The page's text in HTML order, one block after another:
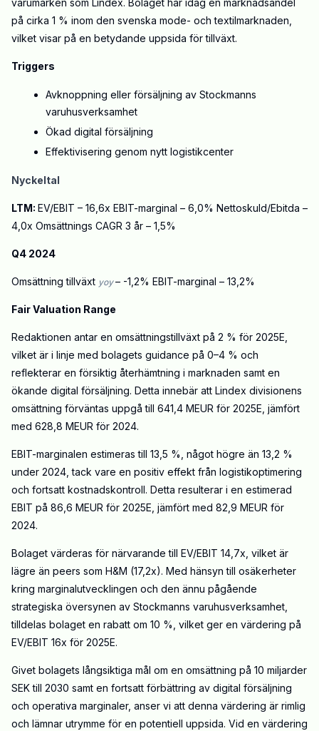
varumärken som Lindex. Bolaget har idag en marknadsandel
på cirka 1 % inom den svenska mode- och textilmarknaden,
vilket visar på en betydande uppsida för tillväxt.
Triggers
Avknoppning eller försäljning av Stockmanns
varuhusverksamhet
Ökad digital försäljning
Effektivisering genom nytt logistikcenter
Nyckeltal
LTM: EV/EBIT – 16,6x EBIT-marginal – 6,0% Nettoskuld/Ebitda –
4,0x Omsättnings CAGR 3 år – 1,5%
Q4 2024
Omsättning tillväxt yoy– -1,2% EBIT-marginal – 13,2%
Fair Valuation Range
Redaktionen antar en omsättningstillväxt på 2 % för 2025E,
vilket är i linje med bolagets guidance på 0–4 % och
reflekterar en försiktig återhämtning i marknaden samt en
ökande digital försäljning. Detta innebär att Lindex divisionens
omsättning förväntas uppgå till 641,4 MEUR för 2025E, jämfört
med 628,8 MEUR för 2024.
EBIT-marginalen estimeras till 13,5 %, något högre än 13,2 %
under 2024, tack vare en positiv effekt från logistikoptimering
och fortsatt kostnadskontroll. Detta resulterar i en estimerad
EBIT på 86,6 MEUR för 2025E, jämfört med 82,9 MEUR för
2024.
Bolaget värderas för närvarande till EV/EBIT 14,7x, vilket är
lägre än peers som H&M (17,2x). Med hänsyn till osäkerheter
kring marginalutvecklingen och den ännu pågående
strategiska översynen av Stockmanns varuhusverksamhet,
tilldelas bolaget en rabatt om 10 %, vilket ger en värdering på
EV/EBIT 16x för 2025E.
Givet bolagets långsiktiga mål om en omsättning på 10 miljarder
SEK till 2030 samt en fortsatt förbättring av digital försäljning
och operativa marginaler, anser vi att denna värdering är rimlig
och lämnar utrymme för en potentiell uppsida. Vid en värdering